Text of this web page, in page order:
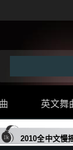
英文舞
2010全中文慢